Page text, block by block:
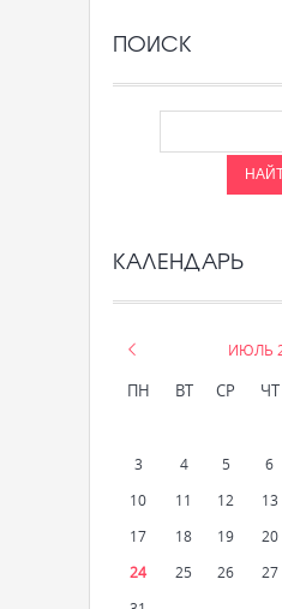
ПОИСК
КАЛЕНДАРЬ
ИЮЛЬ
ПН ВТ СР ЧТ
3
4 5 6
10
11 12 13
17
18 19 20
24
25 26 27